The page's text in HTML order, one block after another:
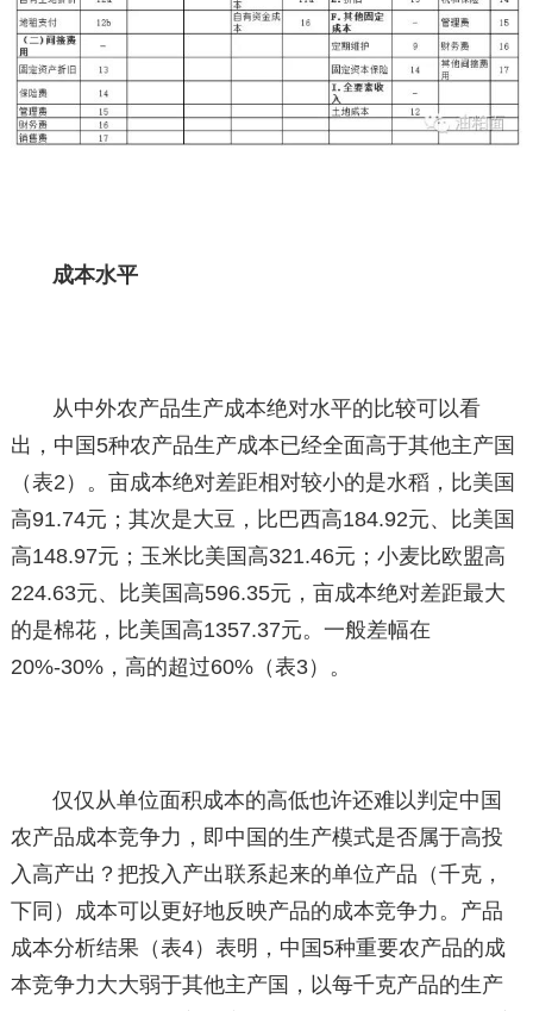
成本水平
从中外农产品生产成本绝对水平的比较可以看
出，中国5种农产品生产成本已经全面高于其他主产国
（表2）。亩成本绝对差距相对较小的是水稻，比美国
高91.74元；其次是大豆，比巴西高184.92元、比美国
高148.97元；玉米比美国高321.46元；小麦比欧盟高
224.63元、比美国高596.35元，亩成本绝对差距最大
的是棉花，比美国高1357.37元。一般差幅在
20%-30%，高的超过60%（表3）。
仅仅从单位面积成本的高低也许还难以判定中国
农产品成本竞争力，即中国的生产模式是否属于高投
入高产出？把投入产出联系起来的单位产品（千克，
下同）成本可以更好地反映产品的成本竞争力。产品
成本分析结果（表4）表明，中国5种重要农产品的成
本竞争力大大弱于其他主产国，以每千克产品的生产